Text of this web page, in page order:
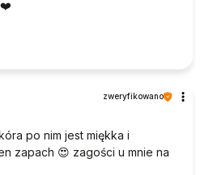
❤️
zweryfikowano
po nim jest miękka i
zapach 😍 zagości u mnie na